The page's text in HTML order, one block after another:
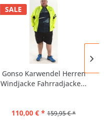
SALE
Gonso Karwendel Herren
Windjacke Fahrradjacke...
110,00 € * 159,95 € *